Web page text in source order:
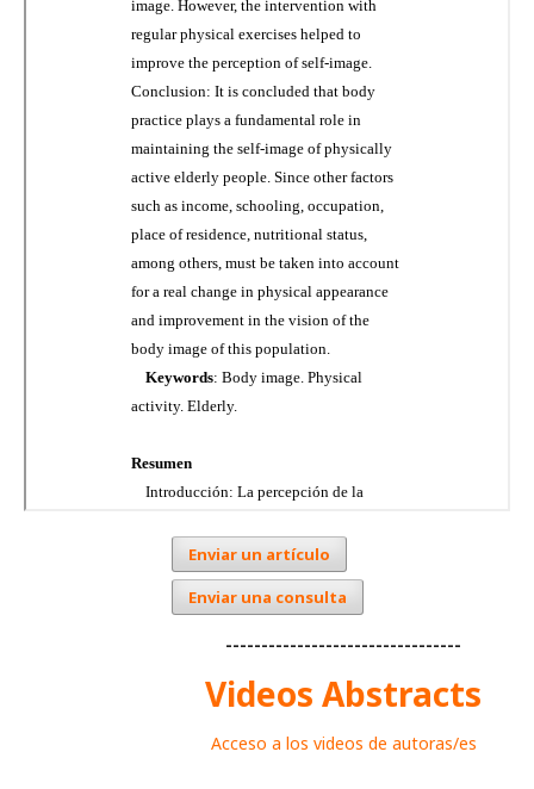
Enviar un artículo
Enviar una consulta
---------------------------------
Videos Abstracts
Acceso a los videos de autoras/es